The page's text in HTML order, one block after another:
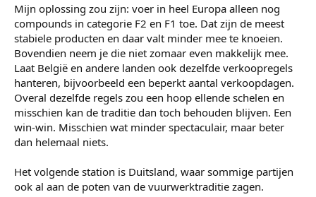
Mijn oplossing zou zijn: voer in heel Europa alleen nog
compounds in categorie F2 en F1 toe. Dat zijn de meest
stabiele producten en daar valt minder mee te knoeien.
Bovendien neem je die niet zomaar even makkelijk mee.
Laat België en andere landen ook dezelfde verkoopregels
hanteren, bijvoorbeeld een beperkt aantal verkoopdagen.
Overal dezelfde regels zou een hoop ellende schelen en
misschien kan de traditie dan toch behouden blijven. Een
win-win. Misschien wat minder spectaculair, maar beter
dan helemaal niets.
Het volgende station is Duitsland, waar sommige partijen
ook al aan de poten van de vuurwerktraditie zagen.